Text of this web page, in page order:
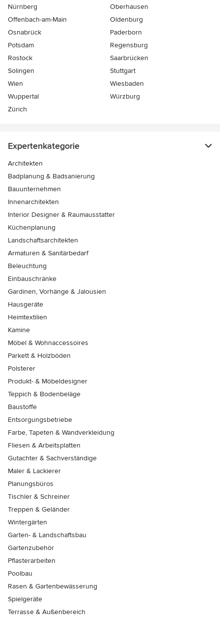
Nürnberg
Oberhausen
Offenbach-am-Main
Oldenburg
Osnabrück
Paderborn
Potsdam
Regensburg
Rostock
Saarbrücken
Solingen
Stuttgart
Wien
Wiesbaden
Wuppertal
Würzburg
Zürich
Expertenkategorie
Architekten
Badplanung & Badsanierung
Bauunternehmen
Innenarchitekten
Interior Designer & Raumausstatter
Küchenplanung
Landschaftsarchitekten
Armaturen & Sanitärbedarf
Beleuchtung
Einbauschränke
Gardinen, Vorhänge & Jalousien
Hausgeräte
Heimtextilien
Kamine
Möbel & Wohnaccessoires
Parkett & Holzböden
Polsterer
Produkt- & Möbeldesigner
Teppich & Bodenbeläge
Baustoffe
Entsorgungsbetriebe
Farbe, Tapeten & Wandverkleidung
Fliesen & Arbeitsplatten
Gutachter & Sachverständige
Maler & Lackierer
Planungsbüros
Tischler & Schreiner
Treppen & Geländer
Wintergärten
Garten- & Landschaftsbau
Gartenzubehör
Pflasterarbeiten
Poolbau
Rasen & Gartenbewässerung
Spielgeräte
Terrasse & Außenbereich